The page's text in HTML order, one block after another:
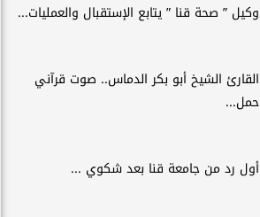
وكيل ” صحة قنا ” يتابع الإستقبال والعمليات...
القارئ الشيخ أبو بكر الدماس.. صوت قرآني
حمل...
أول رد من جامعة قنا بعد شكوي ...